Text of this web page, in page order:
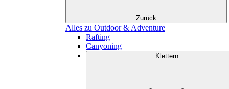
Zurück
Alles zu Outdoor & Adventure
Rafting
Canyoning
Klettern